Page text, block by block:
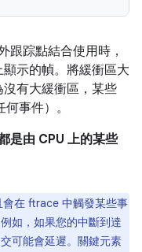
跟踪點結合使用時，
示的幀。將緩衝區大
有大緩衝區，某些
事件）。
是由 CPU 上的某些
會在 ftrace 中觸發某些事
如，如果您的中斷到達
可能會延遲。關鍵元素